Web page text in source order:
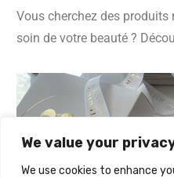
We value your
We use cookies to enhance
Vous cherchez des
soin de votre beauté ?